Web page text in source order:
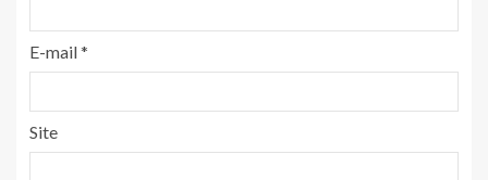
E-mail*
Site